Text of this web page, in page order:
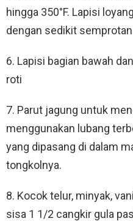
hingga 350°F. Lapisi
dengan sedikit
6. Lapisi bagian bawah
roti
7. Parut jagung untuk
menggunakan lubang
yang dipasang di dalam
tongkolnya.
8. Kocok telur, minyak,
sisa 1 1/2 cangkir gula